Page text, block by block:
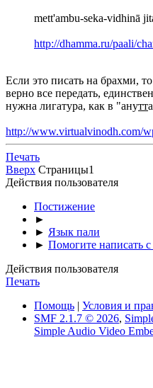
mett'ambu-seka-vidhinā
http://dhamma.ru/paali/
Если это писать на брахми,
верно все передать,
нужна лигатура, как в "анутт
http://www.virtualvinodh.com/
Печать
Вверх Страницы1
Действия пользователя
Постижение
►
► Язык пали
► Помогите написать
Действия пользователя
Печать
Помощь | Условия и
SMF 2.1.7 © 2026,
Simple Audio Video